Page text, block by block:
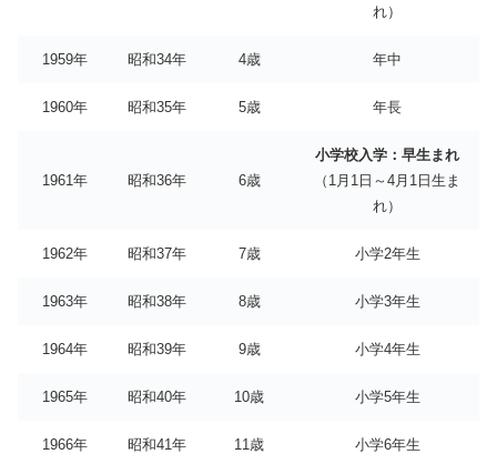
れ）
1959年 昭和34年 4歳 年中
1960年 昭和35年 5歳 年長
1961年 昭和36年 6歳
小学校入学：早生まれ
（1月1日～4月1日生ま
れ）
1962年 昭和37年 7歳 小学2年生
1963年 昭和38年 8歳 小学3年生
1964年 昭和39年 9歳 小学4年生
1965年 昭和40年 10歳 小学5年生
1966年 昭和41年 11歳 小学6年生